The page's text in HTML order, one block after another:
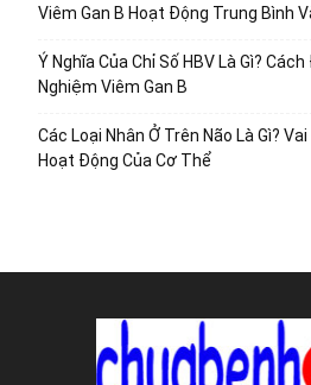
Viêm Gan B Hoạt Động Trung Bình
Ý Nghĩa Của Chỉ Số HBV Là Gì?
Nghiệm Viêm Gan B
Các Loại Nhân Ở Trên Não Là Gì?
Hoạt Động Của Cơ Thể